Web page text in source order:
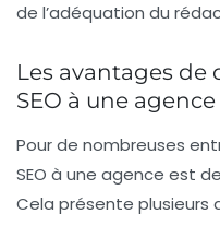
de l’adéquation du
Les avantages de
SEO à une agence
Pour de nombreuses
SEO à une agence est
Cela présente plusieurs